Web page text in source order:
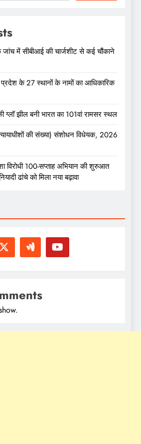
जांच में सीबीआई की चार्जशीट से कई चौंकाने
के 27 स्थानों के नामों का आधिकारिक
झील बनी भारत का 101वां रामसर स्थल
की संख्या) संशोधन विधेयक, 2026
विरोधी 100-सप्ताह अभियान की शुरुआत
ढांचे को मिला नया बढ़ावा